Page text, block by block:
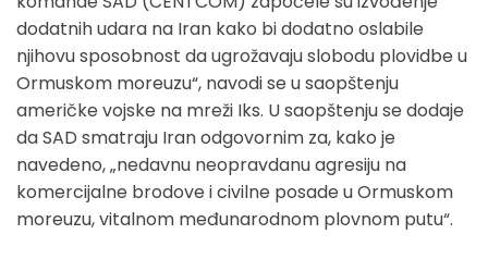
dodatnih udara na Iran kako bi dodatno oslabile
njihovu sposobnost da ugrožavaju slobodu plovidbe u
Ormuskom moreuzu“, navodi se u saopštenju
američke vojske na mreži Iks. U saopštenju se dodaje
da SAD smatraju Iran odgovornim za, kako je
navedeno, „nedavnu neopravdanu agresiju na
komercijalne brodove i civilne posade u Ormuskom
moreuzu, vitalnom međunarodnom plovnom putu“.